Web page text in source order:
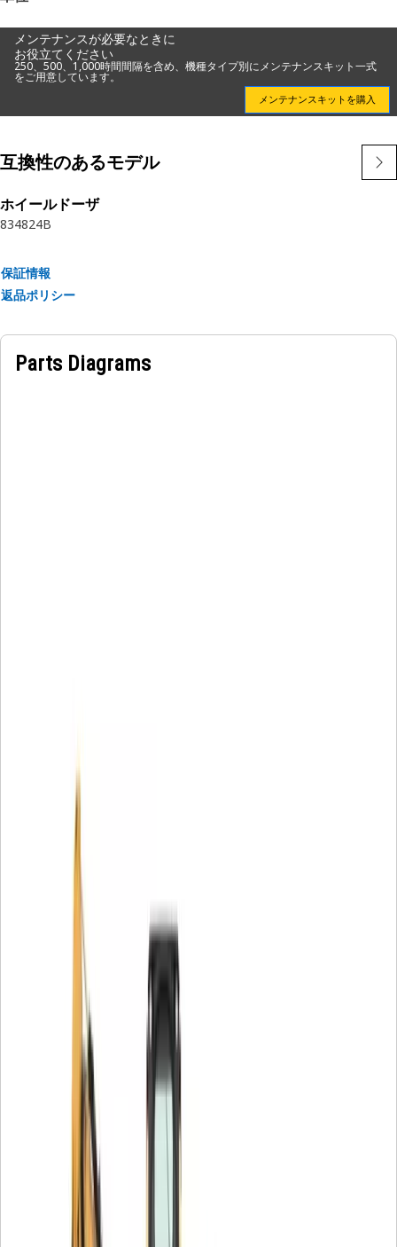
メンテナンスが必要なときに
お役立てください
250、500、1,000時間間隔を含め、機種タイプ別にメンテナンスキット一式
をご用意しています。
メンテナンスキットを購入
互換性のあるモデル
ホイールドーザ
834824B
保証情報
返品ポリシー
Parts Diagrams